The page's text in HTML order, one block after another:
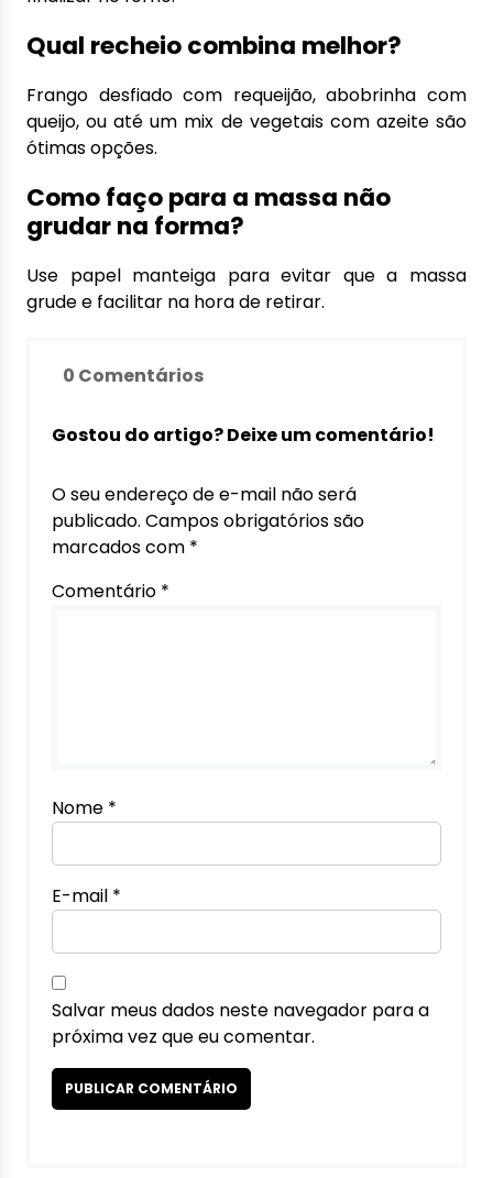
Qual recheio combina melhor?
Frango desfiado com requeijão, abobrinha com
queijo, ou até um mix de vegetais com azeite são
ótimas opções.
Como faço para a massa não
grudar na forma?
Use papel manteiga para evitar que a massa
grude e facilitar na hora de retirar.
0 Comentários
Gostou do artigo? Deixe um comentário!
O seu endereço de e-mail não será
publicado. Campos obrigatórios são
marcados com *
Comentário *
Nome *
E-mail *
Salvar meus dados neste navegador para a
próxima vez que eu comentar.